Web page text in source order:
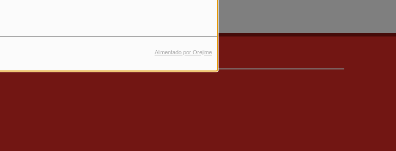
Alimentado por Orejime